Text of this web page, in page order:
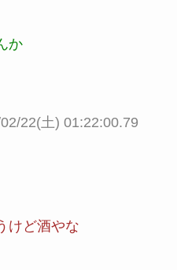
か
22(土) 01:22:00.79
けど酒やな